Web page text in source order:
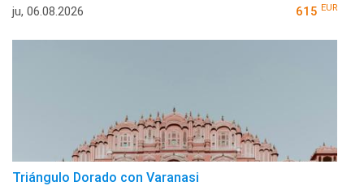
ju, 06.08.2026 615 EUR
Triángulo Dorado con Varanasi